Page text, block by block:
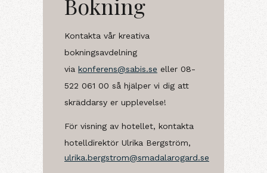
Bokning
Kontakta vår kreativa
bokningsavdelning
via konferens@sabis.se eller 08-
522 061 00 så hjälper vi dig att
skräddarsy er upplevelse!
För visning av hotellet, kontakta
hotelldirektör Ulrika Bergström,
ulrika.bergstrom@smadalarogard.se